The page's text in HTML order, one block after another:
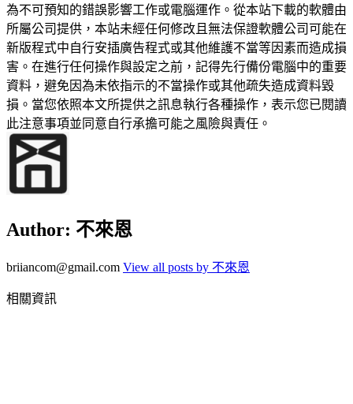
為不可預知的錯誤影響工作或電腦運作。從本站下載的軟體由
所屬公司提供，本站未經任何修改且無法保證軟體公司可能在
新版程式中自行安插廣告程式或其他維護不當等因素而造成損
害。在進行任何操作與設定之前，記得先行備份電腦中的重要
資料，避免因為未依指示的不當操作或其他疏失造成資料毀
損。當您依照本文所提供之訊息執行各種操作，表示您已閱讀
此注意事項並同意自行承擔可能之風險與責任。
Author: 不來恩
briiancom@gmail.com View all posts by 不來恩
相關資訊